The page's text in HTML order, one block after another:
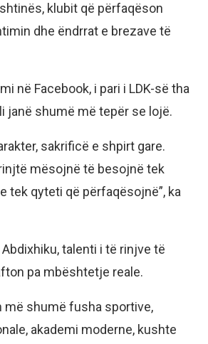
klubit që përfaqëson
dhe ëndrrat e brezave të
në Facebook, i pari i LDK-së tha
janë shumë më tepër se lojë.
sakrificë e shpirt gare.
mësojnë të besojnë tek
tek qyteti që përfaqësojnë”, ka
talenti i të rinjve të
pa mbështetje reale.
më shumë fusha sportive,
akademi moderne, kushte